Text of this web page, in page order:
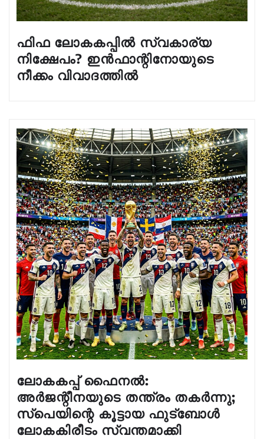
ഫിഫ ലോകകപ്പിൽ സ്വകാര്യ
നിക്ഷേപം? ഇൻഫാന്റിനോയുടെ
നീക്കം വിവാദത്തിൽ
ലോകകപ്പ് ഫൈനൽ:
അർജന്റീനയുടെ തന്ത്രം തകർന്നു;
സ്പെയിന്റെ കൂട്ടായ ഫുട്ബോൾ
ലോകകിരീടം സ്വന്തമാക്കി